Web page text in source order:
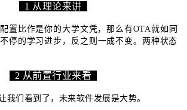
1 从理论来讲
置比作是你的大学文凭，那么有OTA就如同
停的学习进步，反之则一成不变。两种状态
2 从前置行业来看
我们看到了，未来软件发展是大势。